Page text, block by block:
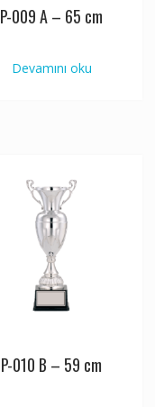
P-009 A – 65 cm
Devamını oku
P-010 B – 59 cm